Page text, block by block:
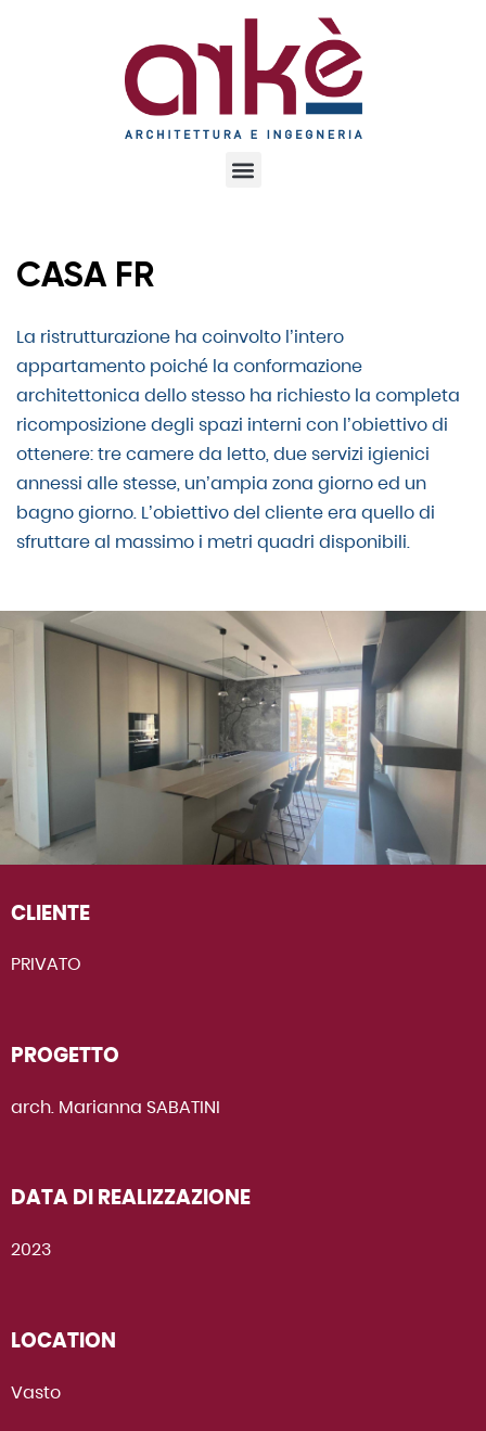
CASA FR
La ristrutturazione ha coinvolto l’intero
appartamento poiché la conformazione
architettonica dello stesso ha richiesto la completa
ricomposizione degli spazi interni con l’obiettivo di
ottenere: tre camere da letto, due servizi igienici
annessi alle stesse, un’ampia zona giorno ed un
bagno giorno. L’obiettivo del cliente era quello di
sfruttare al massimo i metri quadri disponibili.
CLIENTE
PRIVATO
PROGETTO
arch. Marianna SABATINI
DATA DI REALIZZAZIONE
2023
LOCATION
Vasto